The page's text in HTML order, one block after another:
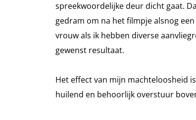
spreekwoordelijke deur dicht gaat.
gedram om na het filmpje alsnog
vrouw als ik hebben diverse
gewenst resultaat.
Het effect van mijn machteloosheid
huilend en behoorlijk overstuur